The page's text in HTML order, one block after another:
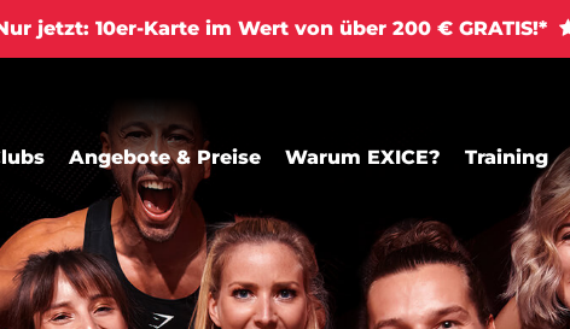
jetzt: 10er-Karte im Wert von über 200 € GRATIS!*
Angebote & Preise Warum EXICE? Training